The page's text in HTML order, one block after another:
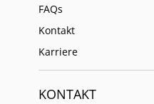
FAQs
Kontakt
Karriere
KONTAKT